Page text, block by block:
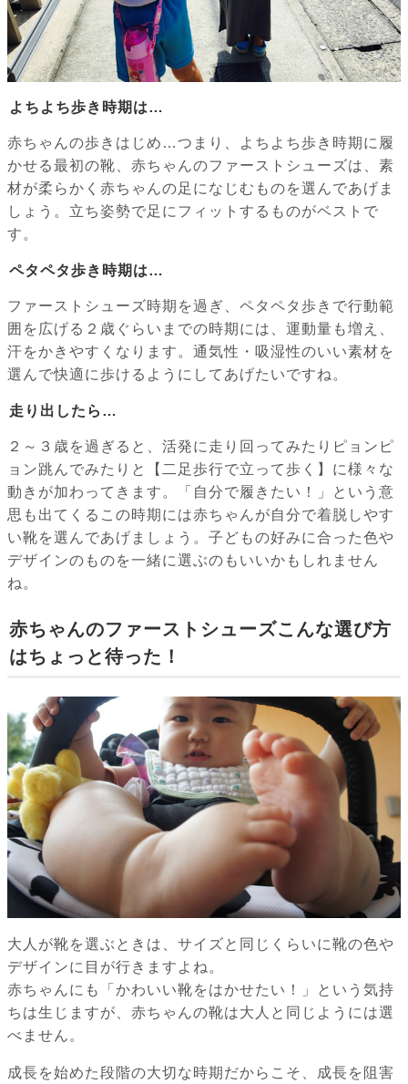
よちよち歩き時期は…
赤ちゃんの歩きはじめ…つまり、よちよち歩き時期に履
かせる最初の靴、赤ちゃんのファーストシューズは、素
材が柔らかく赤ちゃんの足になじむものを選んであげま
しょう。立ち姿勢で足にフィットするものがベストで
す。
ペタペタ歩き時期は…
ファーストシューズ時期を過ぎ、ペタペタ歩きで行動範
囲を広げる２歳ぐらいまでの時期には、運動量も増え、
汗をかきやすくなります。通気性・吸湿性のいい素材を
選んで快適に歩けるようにしてあげたいですね。
走り出したら…
２～３歳を過ぎると、活発に走り回ってみたりピョンピ
ョン跳んでみたりと【二足歩行で立って歩く】に様々な
動きが加わってきます。「自分で履きたい！」という意
思も出てくるこの時期には赤ちゃんが自分で着脱しやす
い靴を選んであげましょう。子どもの好みに合った色や
デザインのものを一緒に選ぶのもいいかもしれません
ね。
赤ちゃんのファーストシューズこんな選び方
はちょっと待った！
大人が靴を選ぶときは、サイズと同じくらいに靴の色や
デザインに目が行きますよね。
赤ちゃんにも「かわいい靴をはかせたい！」という気持
ちは生じますが、赤ちゃんの靴は大人と同じようには選
べません。
成長を始めた段階の大切な時期だからこそ、成長を阻害